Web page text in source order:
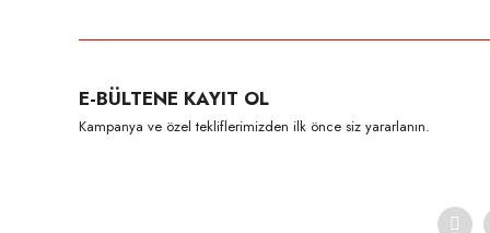
E-BÜLTENE KAYIT OL
Kampanya ve özel tekliflerimizden ilk önce siz yararlanın.